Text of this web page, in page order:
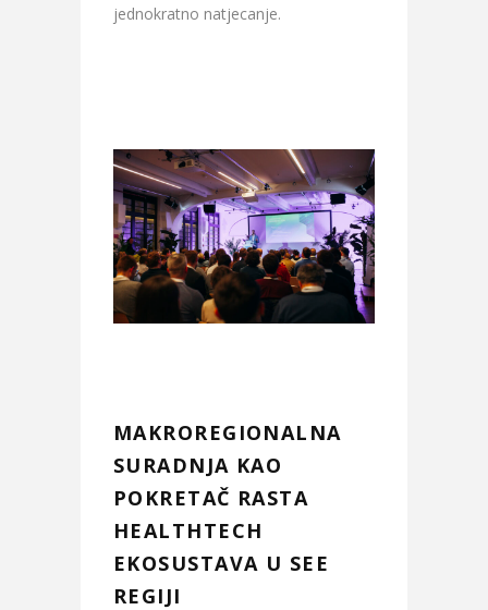
jednokratno natjecanje.
MAKROREGIONALNA
SURADNJA KAO
POKRETAČ RASTA
HEALTHTECH
EKOSUSTAVA U SEE
REGIJI